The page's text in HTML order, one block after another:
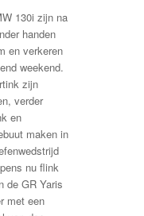
130i zijn na
handen
en verkeren
weekend.
zijn
verder
en
maken in
nu flink
de GR Yaris
met een